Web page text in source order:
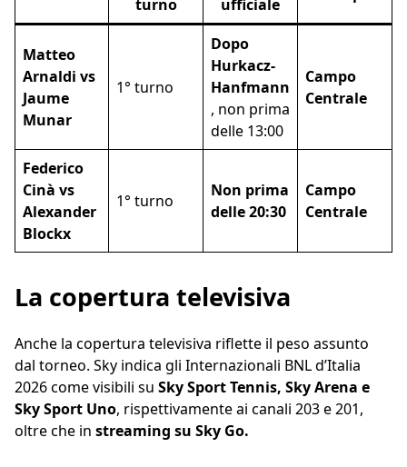
turno ufficiale
Matteo
Arnaldi vs
Jaume
Munar
1° turno
Dopo
Hurkacz-
Hanfmann
, non prima
delle 13:00
Campo
Centrale
Federico
Cinà vs
Alexander
Blockx
1° turno
Non prima
delle 20:30
Campo
Centrale
La copertura televisiva
Anche la copertura televisiva riflette il peso assunto
dal torneo. Sky indica gli Internazionali BNL d’Italia
2026 come visibili su Sky Sport Tennis, Sky Arena e
Sky Sport Uno, rispettivamente ai canali 203 e 201,
oltre che in streaming su Sky Go.